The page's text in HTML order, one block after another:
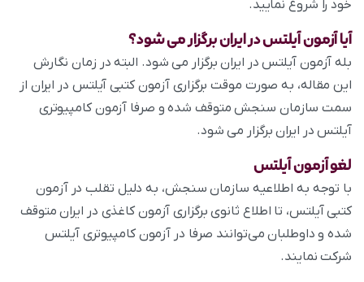
خود را شروع نمایید.
آیا آزمون آیلتس در ایران برگزار می شود؟
بله آزمون آیلتس در ایران برگزار می شود. البته در زمان نگارش
این مقاله، به صورت موقت برگزاری آزمون کتبی آیلتس در ایران از
سمت سازمان سنجش متوقف شده و صرفا آزمون کامپیوتری
آیلتس در ایران برگزار می شود.
لغو آزمون آیلتس
با توجه به اطلاعیه سازمان سنجش، به دلیل تقلب در آزمون
کتبی آیلتس، تا اطلاع ثانوی برگزاری آزمون کاغذی در ایران متوقف
شده و داوطلبان می‌توانند صرفا در آزمون کامپیوتری آیلتس
شرکت نمایند.